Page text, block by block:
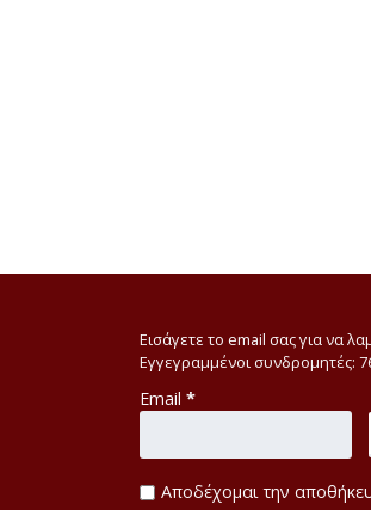
Εισάγετε το email σας για να
Εγγεγραμμένοι συνδρομητές:
Email *
Αποδέχομαι την